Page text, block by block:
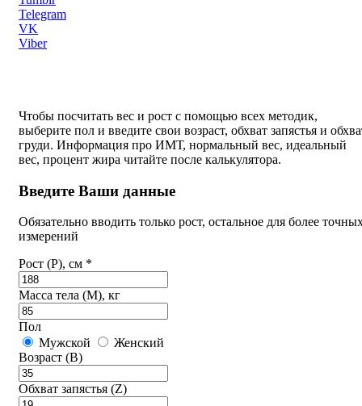
Telegram
VK
Viber
Чтобы посчитать вес и рост с помощью всех методик,
выберите пол и введите свои возраст, обхват запястья и
груди. Информация про ИМТ, нормальный вес, идеальный
вес, процент жира читайте после калькулятора.
Введите Ваши данные
Обязательно вводить только рост, остальное для более
измерений
Рост (P), см *
Масса тела (M), кг
Пол
Мужской
Женский
Возраст (B)
Обхват запястья (Z)